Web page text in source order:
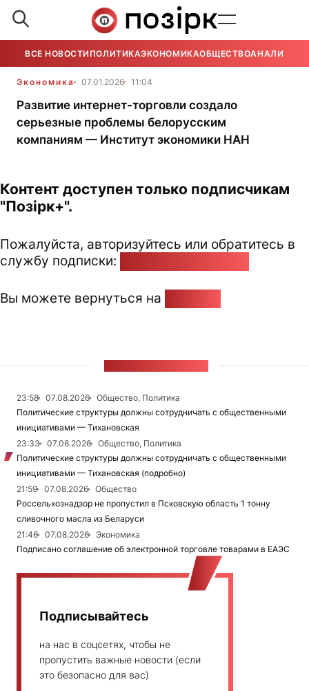
ВСЕ НОВОСТИ ПОЛИТИКАЭКОНОМИКАОБЩЕСТВОАНАЛИТИКА
Экономика 07.01.2026 11:04
Развитие интернет-торговли создало
серьезные проблемы белорусским
компаниям — Институт экономики НАН
Контент доступен только подписчикам
"Позірк+".
Пожалуйста, авторизуйтесь или обратитесь в
службу подписки:
Вы можете вернуться на
23:58 07.08.2026
Общество, Политика
Политические структуры должны сотрудничать с общественными
инициативами — Тихановская
23:33
07.08.2026
Общество, Политика
Политические структуры должны сотрудничать с общественными
инициативами — Тихановская (подробно)
21:59
07.08.2026
Общество
Россельхознадзор не пропустил в Псковскую область 1 тонну
сливочного масла из Беларуси
21:46
07.08.2026
Экономика
Подписано соглашение об электронной торговле товарами в ЕАЭС
Подписывайтесь
на нас в соцсетях, чтобы не
пропустить важные новости (если
это безопасно для вас)